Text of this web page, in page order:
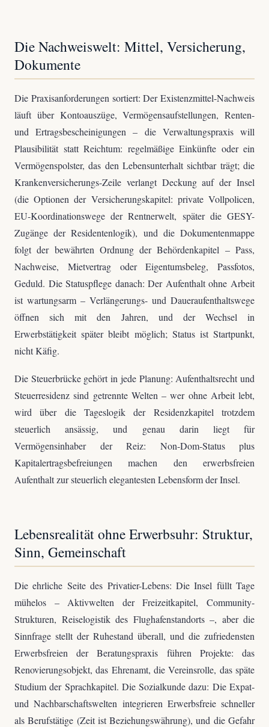
Die Nachweiswelt: Mittel, Versicherung,
Dokumente
Die Praxisanforderungen sortiert: Der Existenzmittel-Nachweis
läuft über Kontoauszüge, Vermögensaufstellungen, Renten-
und Ertragsbescheinigungen – die Verwaltungspraxis will
Plausibilität statt Reichtum: regelmäßige Einkünfte oder ein
Vermögenspolster, das den Lebensunterhalt sichtbar trägt; die
Krankenversicherungs-Zeile verlangt Deckung auf der Insel
(die Optionen der Versicherungskapitel: private Vollpolicen,
EU-Koordinationswege der Rentnerwelt, später die GESY-
Zugänge der Residentenlogik), und die Dokumentenmappe
folgt der bewährten Ordnung der Behördenkapitel – Pass,
Nachweise, Mietvertrag oder Eigentumsbeleg, Passfotos,
Geduld. Die Statuspflege danach: Der Aufenthalt ohne Arbeit
ist wartungsarm – Verlängerungs- und Daueraufenthaltswege
öffnen sich mit den Jahren, und der Wechsel in
Erwerbstätigkeit später bleibt möglich; Status ist Startpunkt,
nicht Käfig.
Die Steuerbrücke gehört in jede Planung: Aufenthaltsrecht und
Steuerresidenz sind getrennte Welten – wer ohne Arbeit lebt,
wird über die Tageslogik der Residenzkapitel trotzdem
steuerlich ansässig, und genau darin liegt für
Vermögensinhaber der Reiz: Non-Dom-Status plus
Kapitalertragsbefreiungen machen den erwerbsfreien
Aufenthalt zur steuerlich elegantesten Lebensform der Insel.
Lebensrealität ohne Erwerbsuhr: Struktur,
Sinn, Gemeinschaft
Die ehrliche Seite des Privatier-Lebens: Die Insel füllt Tage
mühelos – Aktivwelten der Freizeitkapitel, Community-
Strukturen, Reiselogistik des Flughafenstandorts –, aber die
Sinnfrage stellt der Ruhestand überall, und die zufriedensten
Erwerbsfreien der Beratungspraxis führen Projekte: das
Renovierungsobjekt, das Ehrenamt, die Vereinsrolle, das späte
Studium der Sprachkapitel. Die Sozialkunde dazu: Die Expat-
und Nachbarschaftswelten integrieren Erwerbsfreie schneller
als Berufstätige (Zeit ist Beziehungswährung), und die Gefahr